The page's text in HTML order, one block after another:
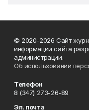
© 2020-2026 Сайт
информации сайта
администрации.
Об использовании
Телефон
8 (347) 273-26-89
Эл. почта